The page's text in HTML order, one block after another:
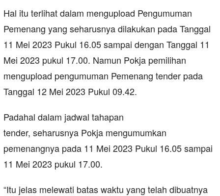
Hal itu terlihat dalam mengupload Pengumuman
Pemenang yang seharusnya dilakukan pada Tanggal
11 Mei 2023 Pukul 16.05 sampai dengan Tanggal 11
Mei 2023 pukul 17.00. Namun Pokja pemilihan
mengupload pengumuman Pemenang tender pada
Tanggal 12 Mei 2023 Pukul 09.42.
Padahal dalam jadwal tahapan
tender, seharusnya Pokja mengumumkan
pemenangnya pada 11 Mei 2023 Pukul 16.05 sampai
11 Mei 2023 pukul 17.00.
“Itu jelas melewati batas waktu yang telah dibuatnya